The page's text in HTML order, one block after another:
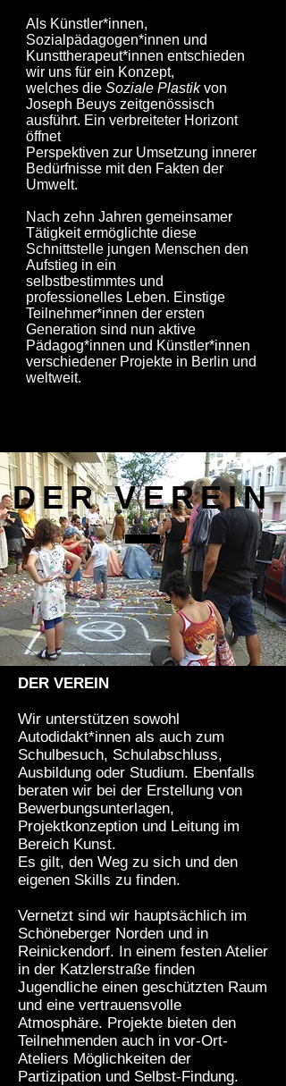
Als Künstler*innen,
Sozialpädagogen*innen und
Kunsttherapeut*innen entschieden
wir uns für ein Konzept,
welches die Soziale Plastikvon
Joseph Beuys zeitgenössisch
ausführt. Ein verbreiteter Horizont
öffnet
Perspektiven zur Umsetzung innerer
Bedürfnisse mit den Fakten der
Umwelt.
Nach zehn Jahren gemeinsamer
Tätigkeit ermöglichte diese
Schnittstelle jungen Menschen den
Aufstieg in ein
selbstbestimmtes und
professionelles Leben. Einstige
Teilnehmer*innen der ersten
Generation sind nun aktive
Pädagog*innen und Künstler*innen
verschiedener Projekte in Berlin und
weltweit.
DER VEREIN
DER VEREIN
Wir unterstützen sowohl
Autodidakt*innen als auch zum
Schulbesuch, Schulabschluss,
Ausbildung oder Studium. Ebenfalls
beraten wir bei der Erstellung von
Bewerbungsunterlagen,
Projektkonzeption und Leitung im
Bereich Kunst.
Es gilt, den Weg zu sich und den
eigenen Skills zu finden.
Vernetzt sind wir hauptsächlich im
Schöneberger Norden und in
Reinickendorf. In einem festen Atelier
in der Katzlerstraße finden
Jugendliche einen geschützten Raum
und eine vertrauensvolle
Atmosphäre. Projekte bieten den
Teilnehmenden auch in vor-Ort-
Ateliers Möglichkeiten der
Partizipation und Selbst-Findung.